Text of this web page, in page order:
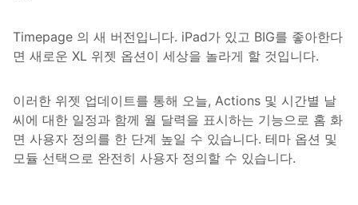
Timepage 의 새 버전입니다. iPad가 있고 BIG를 좋아한다
면 새로운 XL 위젯 옵션이 세상을 놀라게 할 것입니다.
이러한 위젯 업데이트를 통해 오늘, Actions 및 시간별 날
씨에 대한 일정과 함께 월 달력을 표시하는 기능으로 홈 화
면 사용자 정의를 한 단계 높일 수 있습니다. 테마 옵션 및
모듈 선택으로 완전히 사용자 정의할 수 있습니다.